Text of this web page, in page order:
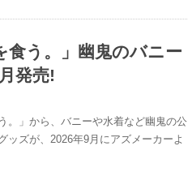
食う。」幽鬼のバニー
発売!
。」から、バニーや水着など幽鬼の公
ッズが、2026年9月にアズメーカーよ